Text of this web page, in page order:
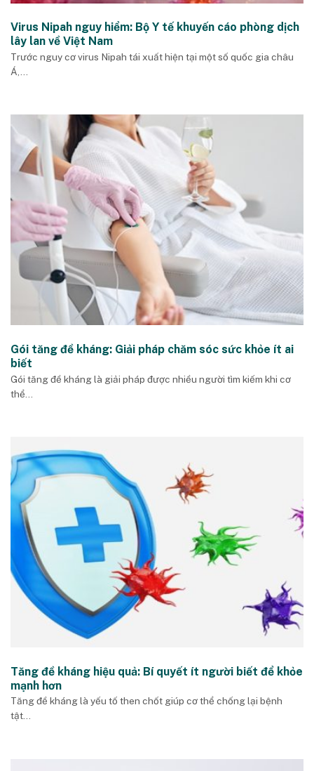
Virus Nipah nguy hiểm: Bộ Y tế khuyến cáo phòng dịch
lây lan về Việt Nam
Trước nguy cơ virus Nipah tái xuất hiện tại một số quốc gia châu
Á,...
Gói tăng đề kháng: Giải pháp chăm sóc sức khỏe ít ai
biết
Gói tăng đề kháng là giải pháp được nhiều người tìm kiếm khi cơ
thể...
Tăng đề kháng hiệu quả: Bí quyết ít người biết để khỏe
mạnh hơn
Tăng đề kháng là yếu tố then chốt giúp cơ thể chống lại bệnh
tật...